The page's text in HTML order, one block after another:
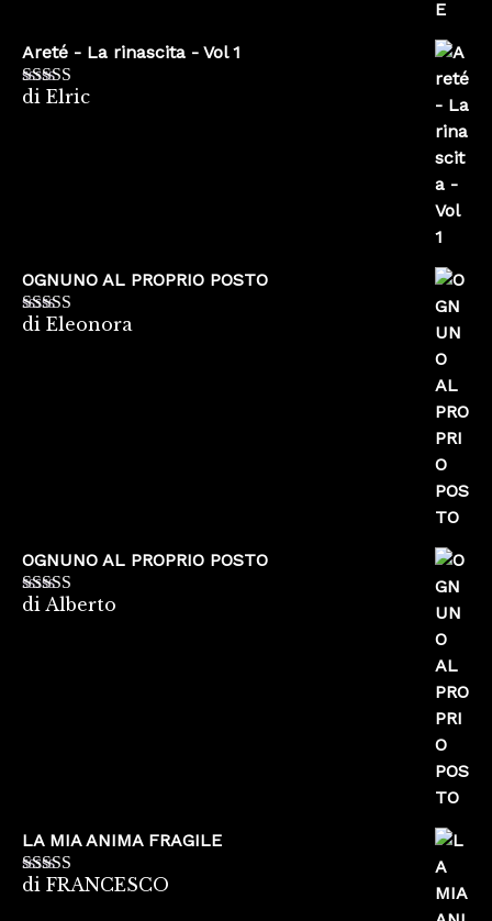
Areté - La rinascita - Vol 1
Valutato5
di Elric
OGNUNO AL PROPRIO POSTO
Valutato5su
di Eleonora
OGNUNO AL PROPRIO POSTO
Valutato5su
di Alberto
LA MIA ANIMA FRAGILE
Valutato5su
di FRANCESCO